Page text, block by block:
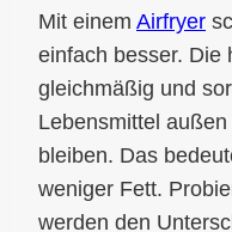
Mit einem Airfryer
einfach besser. Die
gleichmäßig und
Lebensmittel
bleiben. Das
weniger Fett.
werden den